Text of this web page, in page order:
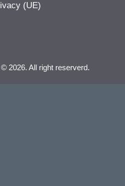
(UE)
2026. All right reserverd.